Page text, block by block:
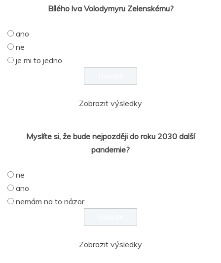
Bílého lva Volodymyru Zelenskému?
ano
ne
je mi to jedno
Zobrazit výsledky
Myslíte si, že bude nejpozději do roku 2030 další
pandemie?
ne
ano
nemám na to názor
Zobrazit výsledky